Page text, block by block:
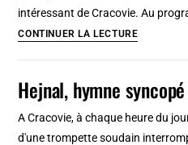
Cracovie
[Vieille
intéressant de Cracovie. Au
CONTINUER LA LECTUREGénial
de
Cracovie
:
Hejnal, hymne
A Cracovie, à chaque heure du
d'une trompette soudain